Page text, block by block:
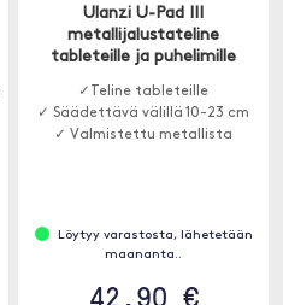
Ulanzi U-Pad III
metallijalustateline
tableteille ja puhelimille
✓Teline tableteille
✓ Säädettävä välillä 10-23 cm
✓ Valmistettu metallista
Löytyy varastosta, lähetetään
maananta..
42.90 €